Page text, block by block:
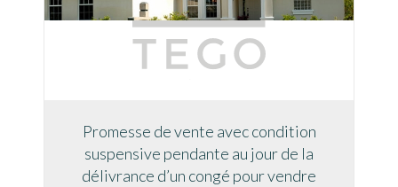
Promesse de vente avec condition
suspensive pendante au jour de la
délivrance d’un congé pour vendre